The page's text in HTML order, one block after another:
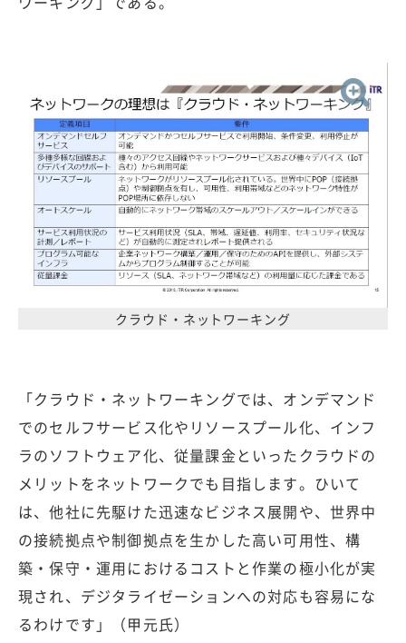
クラウド・ネットワーキング
「クラウド・ネットワーキングでは、オンデマンド
でのセルフサービス化やリソースプール化、インフ
ラのソフトウェア化、従量課金といったクラウドの
メリットをネットワークでも目指します。ひいて
は、他社に先駆けた迅速なビジネス展開や、世界中
の接続拠点や制御拠点を生かした高い可用性、構
築・保守・運用におけるコストと作業の極小化が実
現され、デジタライゼーションへの対応も容易にな
るわけです」（甲元氏）